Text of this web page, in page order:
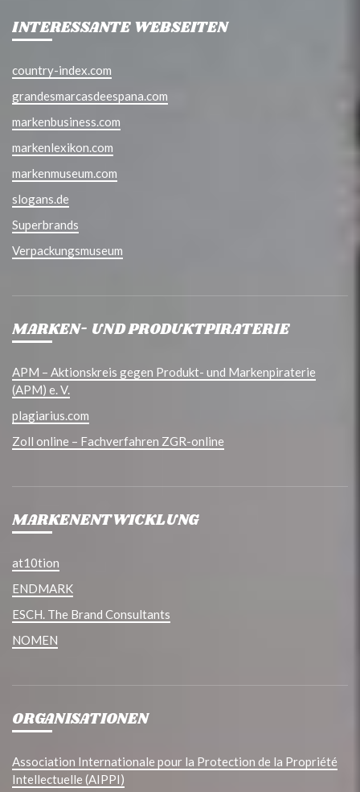
INTERESSANTE WEBSEITEN
country-index.com
grandesmarcasdeespana.com
markenbusiness.com
markenlexikon.com
markenmuseum.com
slogans.de
Superbrands
Verpackungsmuseum
MARKEN- UND PRODUKTPIRATERIE
APM – Aktionskreis gegen Produkt- und Markenpiraterie
(APM) e. V.
plagiarius.com
Zoll online – Fachverfahren ZGR-online
MARKENENTWICKLUNG
at10tion
ENDMARK
ESCH. The Brand Consultants
NOMEN
ORGANISATIONEN
Association Internationale pour la Protection de la Propriété
Intellectuelle (AIPPI)